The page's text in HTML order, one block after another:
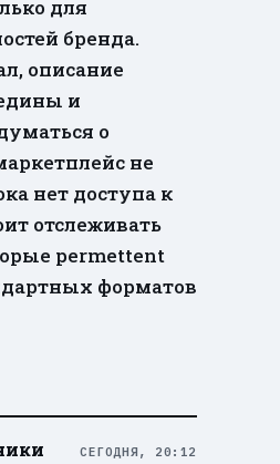
для
бренда.
описание
и
о
не
нет доступа к
отслеживать
permettent
форматов
СЕГОДНЯ, 20:12